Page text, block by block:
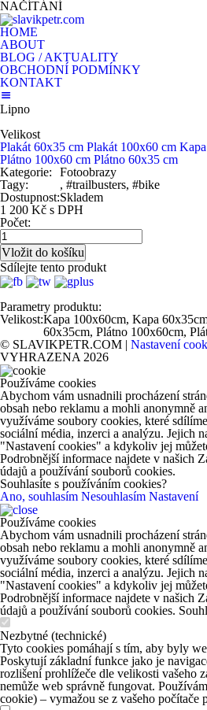
NAČÍTÁNÍ
HOME
ABOUT
BLOG / AKTUALITY
OBCHODNÍ PODMÍNKY
KONTAKT
Lipno
Velikost
Plakát 60x35 cm Plakát 100x60 cm
Plátno 100x60 cm Plátno 60x35 cm
Kategorie:
Fotoobrazy
Tagy:
, #trailbusters, #bike
Dostupnost:Skladem
1 200 Kč s DPH
Počet:
Sdílejte tento produkt
Parametry produktu:
Velikost:Kapa 100x60cm, Kapa
60x35cm, Plátno 100x60cm,
© SLAVIKPETR.COM | Nastavení
VYHRAZENA 2026
Používáme cookies
Abychom vám usnadnili procházení
obsah nebo reklamu a mohli anonymně
využíváme soubory cookies, které
sociální média, inzerci a analýzu. Jejich
"Nastavení cookies" a kdykoliv jej
Podrobnější informace najdete v našich
údajů a používání souborů cookies.
Souhlasíte s používáním cookies?
Ano, souhlasím Nesouhlasím Nastavení
Používáme cookies
Abychom vám usnadnili procházení
obsah nebo reklamu a mohli anonymně
využíváme soubory cookies, které
sociální média, inzerci a analýzu. Jejich
"Nastavení cookies" a kdykoliv jej
Podrobnější informace najdete v našich
údajů a používání souborů cookies.
Nezbytné (technické)
Tyto cookies pomáhají s tím, aby byly
Poskytují základní funkce jako je
rozlišení prohlížeče dle velikosti vašeho
nemůže web správně fungovat.
cookie) – vymažou se z vašeho počítače